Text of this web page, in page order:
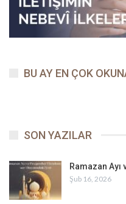
BU AY EN ÇOK
SON YAZILAR
Ramazan
Şub 16, 2026